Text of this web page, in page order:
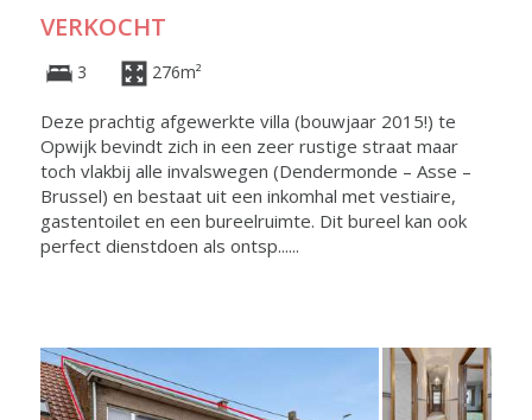
VERKOCHT
3 276m²
Deze prachtig afgewerkte villa (bouwjaar 2015!) te
Opwijk bevindt zich in een zeer rustige straat maar
toch vlakbij alle invalswegen (Dendermonde – Asse –
Brussel) en bestaat uit een inkomhal met vestiaire,
gastentoilet en een bureelruimte. Dit bureel kan ook
perfect dienstdoen als ontsp......